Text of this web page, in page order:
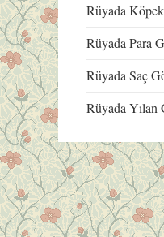
Rüyada
Rüyada Para
Rüyada Saç
Rüyada Yılan